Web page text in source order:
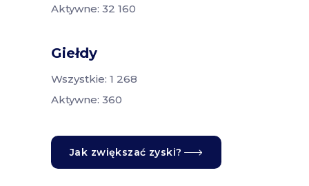
Aktywne: 32 160
Giełdy
Wszystkie: 1 268
Aktywne: 360
Jak zwiększać zyski?